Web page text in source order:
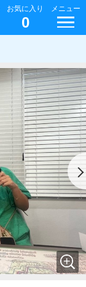
お気に入り
0
メニュー